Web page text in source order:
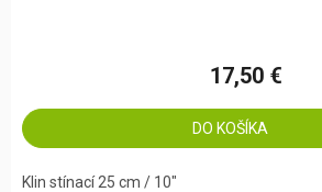
17,50 €
DO KOŠÍKA
Klin stínací 25 cm / 10"